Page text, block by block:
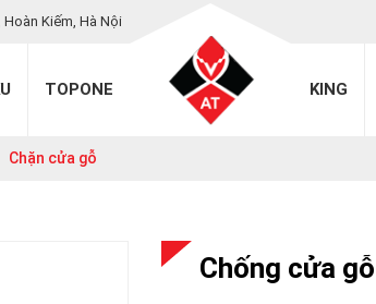
Kiếm, Hà Nội
TOPONE KING
Chặn cửa gỗ
Chống cửa